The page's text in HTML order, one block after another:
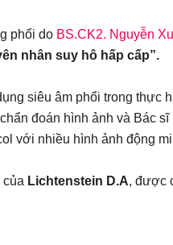
phổi do BS.CK2. Nguyễn
nhân suy hô hấp cấp”.
siêu âm phổi trong thực
đoán hình ảnh và Bác
với nhiều hình ảnh động
của Lichtenstein D.A, được